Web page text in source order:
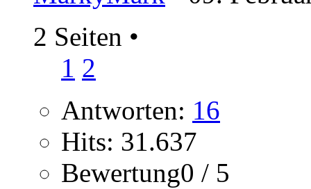
2 Seiten •
1 2
Antworten: 16
Hits: 31.637
Bewertung0 / 5